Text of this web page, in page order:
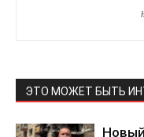
ЭТО МОЖЕТ БЫТЬ